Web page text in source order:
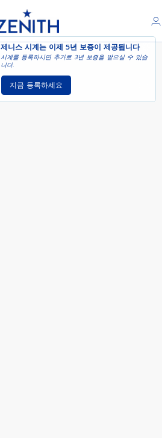
제니스 시계는 이제5년 보증이 제공됩니다
시계를 등록하시면 추가로 3년 보증을 받으실 수 있습
니다.
지금 등록하세요